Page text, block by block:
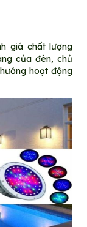
giá chất lượng
của đèn, chủ
hoạt động